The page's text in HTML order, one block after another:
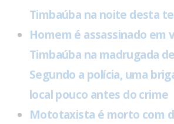
Timbaúba na noite desta
Homem é assassinado em
Timbaúba na madrugada
Segundo a polícia, uma
local pouco antes do crime
Mototaxista é morto com